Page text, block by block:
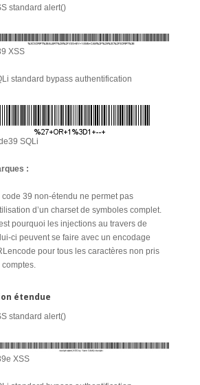
standard alert()
XSS
standard bypass authentification
SQLi
:
code 39 non-étendu ne permet pas
d’un charset de symboles complet.
pourquoi les injections au travers de
ci peuvent se faire avec un encodage
pour tous les caractères non pris
comptes.
étendue
standard alert()
XSS